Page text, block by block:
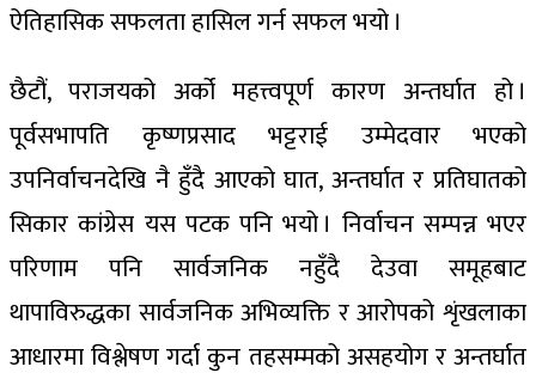
ऐतिहासिक सफलता हासिल गर्न सफल भयो ।
छैटौं, पराजयको अर्को महत्त्वपूर्ण कारण अन्तर्घात हो ।
पूर्वसभापति कृष्णप्रसाद भट्टराई उम्मेदवार भएको
उपनिर्वाचनदेखि नै हुँदै आएको घात, अन्तर्घात र प्रतिघातको
सिकार कांग्रेस यस पटक पनि भयो । निर्वाचन सम्पन्न भएर
परिणाम पनि सार्वजनिक नहुँदै देउवा समूहबाट
थापाविरुद्धका सार्वजनिक अभिव्यक्ति र आरोपको शृंखलाका
आधारमा विश्लेषण गर्दा कुन तहसम्मको असहयोग र अन्तर्घात